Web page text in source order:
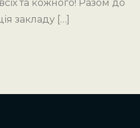
та кожного! Разом до
закладу […]